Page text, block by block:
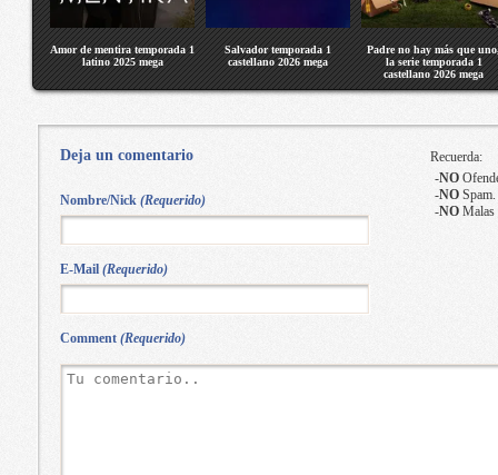
Amor de mentira temporada 1
latino 2025 mega
Salvador temporada 1
castellano 2026 mega
Padre no hay más que
la serie temporada 1
castellano 2026 mega
Deja un comentario
Comment (Requerido)
Recuerda:
-NO
-NOSpam.
-NOMalas
Nombre/Nick (Requerido)
E-Mail (Requerido)